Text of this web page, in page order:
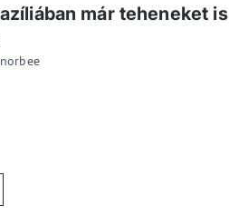
már teheneket is